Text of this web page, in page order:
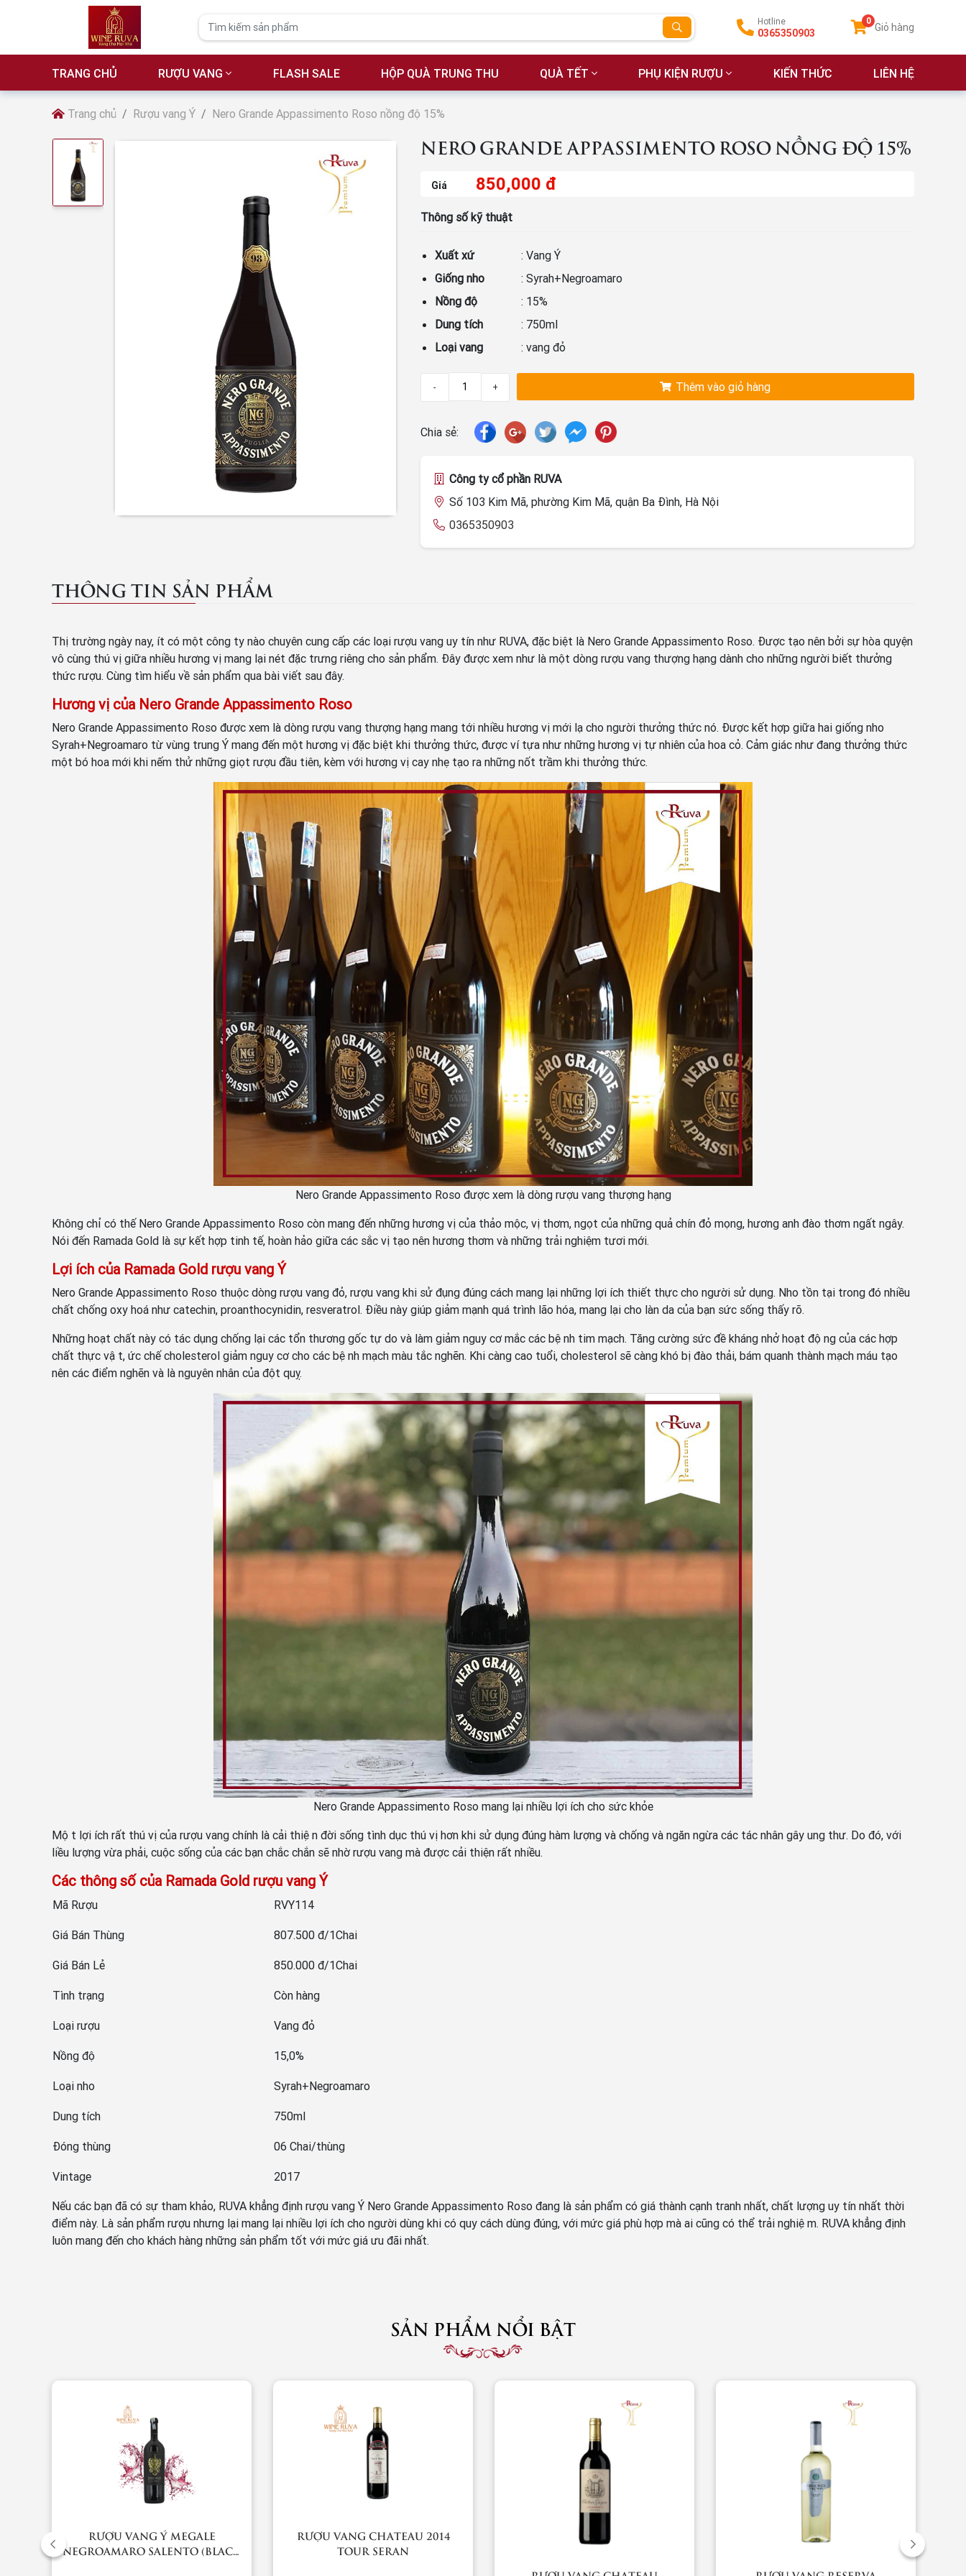
Hotline
0365350903
0 Giỏ hàng
TRANG CHỦ RƯỢU VANG FLASH SALE HỘP QUÀ TRUNG THU QUÀ TẾT PHỤ KIỆN RƯỢU KIẾN THỨC LIÊN HỆ
Trang chủ Rượu vang Ý Nero Grande Appassimento Roso nồng độ 15%
NERO GRANDE APPASSIMENTO ROSO NỒNG ĐỘ 15%
Giá 850,000 đ
Thông số kỹ thuật
Xuất xứ
: Vang Ý
Giống nho
: Syrah+Negroamaro
Nồng độ
: 15%
Dung tích
: 750ml
Loại vang
: vang đỏ
- + Thêm vào giỏ hàng
Chia sẻ:
Công ty cổ phần RUVA
Số 103 Kim Mã, phường Kim Mã, quận Ba Đình, Hà Nội
0365350903
THÔNG TIN SẢN PHẨM
Thị trường ngày nay, ít có một công ty nào chuyên cung cấp các loại rượu vang uy tín như RUVA, đặc biệt là Nero Grande Appassimento Roso. Được tạo nên bởi sự hòa quyện
vô cùng thú vị giữa nhiều hương vị mang lại nét đặc trưng riêng cho sản phẩm. Đây được xem như là một dòng rượu vang thượng hạng dành cho những người biết thưởng
thức rượu. Cùng tìm hiểu về sản phẩm qua bài viết sau đây.
Hương vị của Nero Grande Appassimento Roso
Nero Grande Appassimento Roso được xem là dòng rượu vang thượng hạng mang tới nhiều hương vị mới lạ cho người thưởng thức nó. Được kết hợp giữa hai giống nho
Syrah+Negroamaro từ vùng trung Ý mang đến một hương vị đặc biệt khi thưởng thức, được ví tựa như những hương vị tự nhiên của hoa cỏ. Cảm giác như đang thưởng thức
một bó hoa mới khi nếm thử những giọt rượu đầu tiên, kèm với hương vị cay nhẹ tạo ra những nốt trầm khi thưởng thức.
Nero Grande Appassimento Roso được xem là dòng rượu vang thượng hạng
Không chỉ có thế Nero Grande Appassimento Roso còn mang đến những hương vị của thảo mộc, vị thơm, ngọt của những quả chín đỏ mọng, hương anh đào thơm ngất ngây.
Nói đến Ramada Gold là sự kết hợp tinh tế, hoàn hảo giữa các sắc vị tạo nên hương thơm và những trải nghiệm tươi mới.
Lợi ích của Ramada Gold rượu vang Ý
Nero Grande Appassimento Roso thuộc dòng rượu vang đỏ, rượu vang khi sử đụng đúng cách mang lại những lợi ích thiết thực cho người sử dụng. Nho tồn tại trong đó nhiều
chất chống oxy hoá như catechin, proanthocynidin, resveratrol. Điều này giúp giảm mạnh quá trình lão hóa, mang lại cho làn da của bạn sức sống thấy rõ.
Những hoạt chất này có tác dụng chống lại các tổn thương gốc tự do và làm giảm nguy cơ mắc các bệnh tim mạch. Tăng cường sức đề kháng nhở hoạt động của các hợp
chất thực vật, ức chế cholesterol giảm nguy cơ cho các bệnh mạch màu tắc nghẽn. Khi càng cao tuổi, cholesterol sẽ càng khó bị đào thải, bám quanh thành mạch máu tạo
nên các điểm nghẽn và là nguyên nhân của đột quỵ.
Nero Grande Appassimento Roso mang lại nhiều lợi ích cho sức khỏe
Một lợi ích rất thú vị của rượu vang chính là cải thiện đời sống tình dục thú vị hơn khi sử dụng đúng hàm lượng và chống và ngăn ngừa các tác nhân gây ung thư. Do đó, với
liều lượng vừa phải, cuộc sống của các bạn chắc chắn sẽ nhờ rượu vang mà được cải thiện rất nhiều.
Các thông số của Ramada Gold rượu vang Ý
Mã Rượu RVY114
Giá Bán Thùng 807.500 đ/1Chai
Giá Bán Lẻ 850.000 đ/1Chai
Tình trạng Còn hàng
Loại rượu Vang đỏ
Nồng độ 15,0%
Loại nho Syrah+Negroamaro
Dung tích 750ml
Đóng thùng 06 Chai/thùng
Vintage 2017
Nếu các bạn đã có sự tham khảo, RUVA khẳng định rượu vang Ý Nero Grande Appassimento Roso đang là sản phẩm có giá thành cạnh tranh nhất, chất lượng uy tín nhất thời
điểm này. Là sản phẩm rượu nhưng lại mang lại nhiều lợi ích cho người dùng khi có quy cách dùng đúng, với mức giá phù hợp mà ai cũng có thể trải nghiệm. RUVA khẳng định
luôn mang đến cho khách hàng những sản phẩm tốt với mức giá ưu đãi nhất.
SẢN PHẨM NỔI BẬT
RƯỢU VANG Ý MEGALE
NEGROAMARO SALENTO (BLACK
RƯỢU VANG CHATEAU 2014
TOUR SERAN